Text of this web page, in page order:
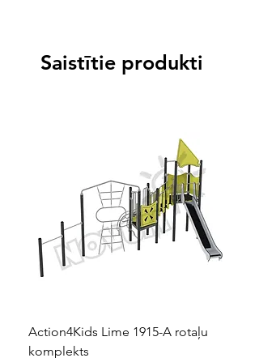
Saistītie produkti
Action4Kids Lime 1915-A rotaļu
komplekts